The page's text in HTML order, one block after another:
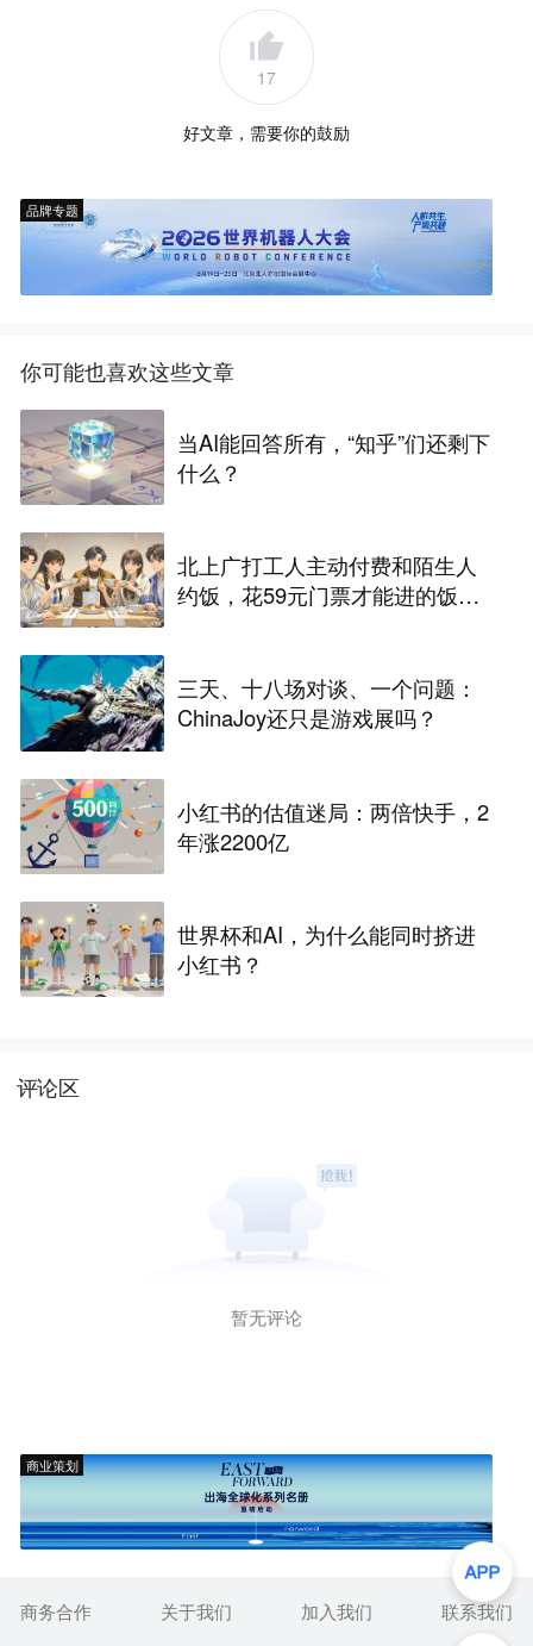
17
好文章，需要你的鼓励
品牌专题
你可能也喜欢这些文章
当AI能回答所有，“知乎”们还剩下
什么？
北上广打工人主动付费和陌生人
约饭，花59元门票才能进的饭局
三天、十八场对谈、一个问题：
ChinaJoy还只是游戏展吗？
小红书的估值迷局：两倍快手，2
年涨2200亿
世界杯和AI，为什么能同时挤进
小红书？
评论区
暂无评论
商业策划
商务合作 关于我们 加入我们
联系我们